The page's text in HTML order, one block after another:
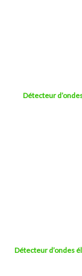
Détecteur
Détecteur d’ondes